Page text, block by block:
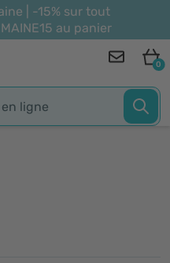
| -15% sur tout
au panier
0